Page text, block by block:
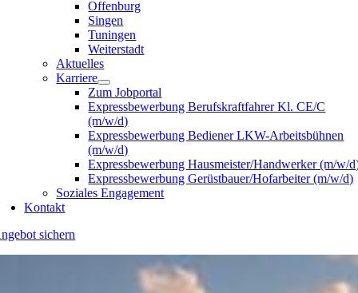
Offenburg
Singen
Tuningen
Weiterstadt
Aktuelles
Karriere
Zum Jobportal
Expressbewerbung Berufskraftfahrer Kl. CE/C
(m/w/d)
Expressbewerbung Bediener LKW-Arbeitsbühnen
(m/w/d)
Expressbewerbung Hausmeister/Handwerker (m/w/
Expressbewerbung Gerüstbauer/Hofarbeiter (m/w/d)
Soziales Engagement
Kontakt
sichern